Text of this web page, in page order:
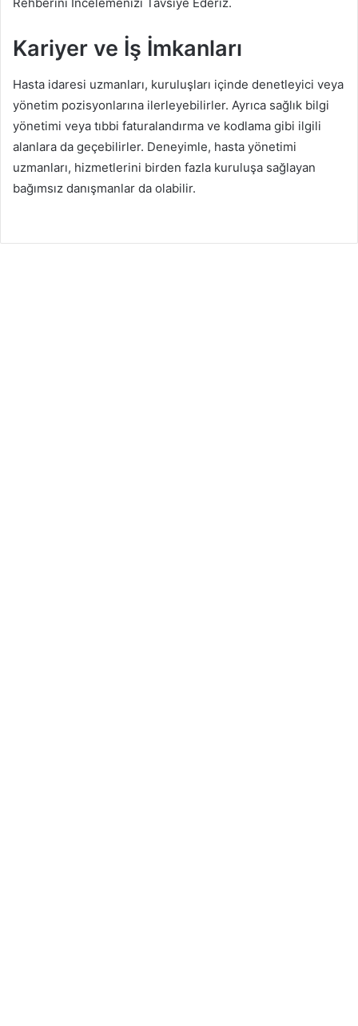
Kariyer ve İş İmkanları
Hasta idaresi uzmanları, kuruluşları içinde denetleyici veya
yönetim pozisyonlarına ilerleyebilirler. Ayrıca sağlık bilgi
yönetimi veya tıbbi faturalandırma ve kodlama gibi ilgili
alanlara da geçebilirler. Deneyimle, hasta yönetimi
uzmanları, hizmetlerini birden fazla kuruluşa sağlayan
bağımsız danışmanlar da olabilir.